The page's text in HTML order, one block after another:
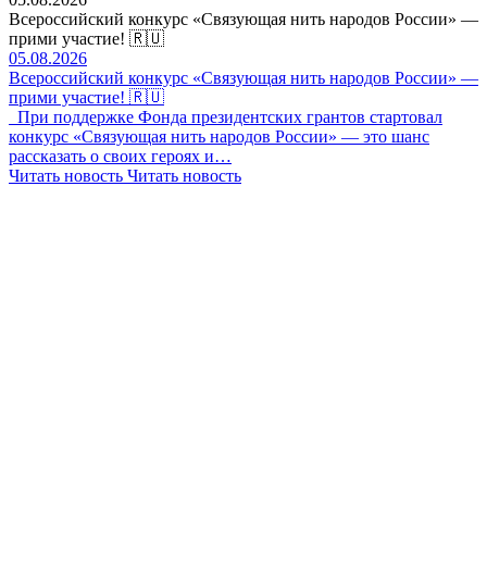
Всероссийский конкурс «Связующая нить народов России» —
прими участие! 🇷🇺
05.08.2026
Всероссийский конкурс «Связующая нить народов России» —
прими участие! 🇷🇺
При поддержке Фонда президентских грантов стартовал
конкурс «Связующая нить народов России» — это шанс
рассказать о своих героях и…
Читать новость Читать новость